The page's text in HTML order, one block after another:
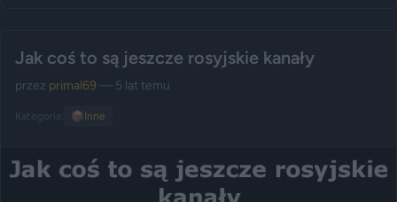
Jak coś to są jeszcze rosyjskie kanały
przez primal69 — 5 lat temu
Kategoria: 📦 Inne